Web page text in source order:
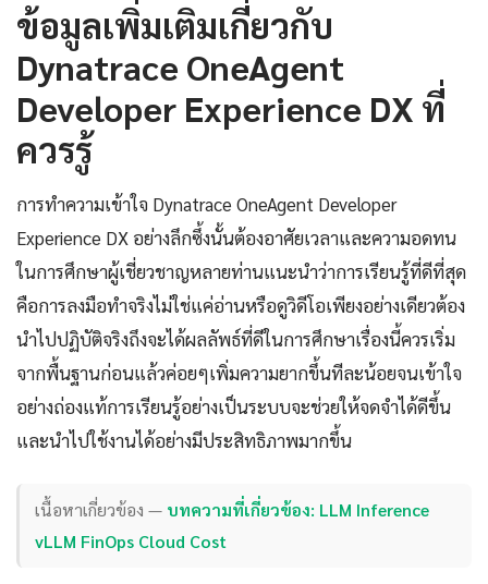
ข้อมูลเพิ่มเติมเกี่ยวกับ
Dynatrace OneAgent
Developer Experience DX ที่
ควรรู้
การทำความเข้าใจ Dynatrace OneAgent Developer
Experience DX อย่างลึกซึ้งนั้นต้องอาศัยเวลาและความอดทน
ในการศึกษาผู้เชี่ยวชาญหลายท่านแนะนำว่าการเรียนรู้ที่ดีที่สุด
คือการลงมือทำจริงไม่ใช่แค่อ่านหรือดูวิดีโอเพียงอย่างเดียวต้อง
นำไปปฏิบัติจริงถึงจะได้ผลลัพธ์ที่ดีในการศึกษาเรื่องนี้ควรเริ่ม
จากพื้นฐานก่อนแล้วค่อยๆเพิ่มความยากขึ้นทีละน้อยจนเข้าใจ
อย่างถ่องแท้การเรียนรู้อย่างเป็นระบบจะช่วยให้จดจำได้ดีขึ้น
และนำไปใช้งานได้อย่างมีประสิทธิภาพมากขึ้น
เนื้อหาเกี่ยวข้อง — บทความที่เกี่ยวข้อง: LLM Inference
vLLM FinOps Cloud Cost